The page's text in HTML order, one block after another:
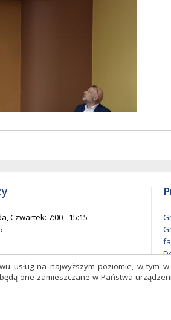
usług na najwyższym poziomie, w tym
one zamieszczane w Państwa
Czwartek: 7:00 - 15:15